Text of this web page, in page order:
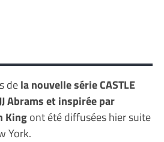
dela nouvelle série CASTLE
Abrams et inspirée par
Kingont été diffusées hier suite
York.